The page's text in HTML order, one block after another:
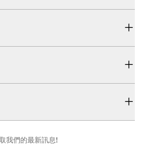
我們的最新訊息!